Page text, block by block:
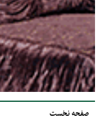
صفحه نخست